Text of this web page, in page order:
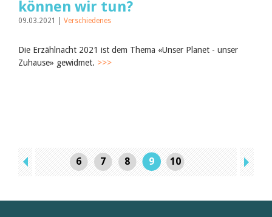
können wir tun?
09.03.2021 | Verschiedenes
Die Erzählnacht 2021 ist dem Thema «Unser Planet - unser
Zuhause» gewidmet. >>>
6 7 8 9 10